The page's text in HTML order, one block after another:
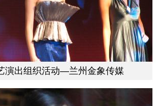
演出组织活动—兰州金象传媒